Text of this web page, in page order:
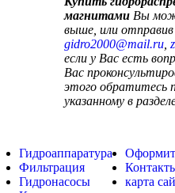
магнитамиВы
выше, или
,
если у Вас есть
Вас
этого обратитесь
указанному в
Гидроаппаратура
Фильтрация
Гидронасосы
карта